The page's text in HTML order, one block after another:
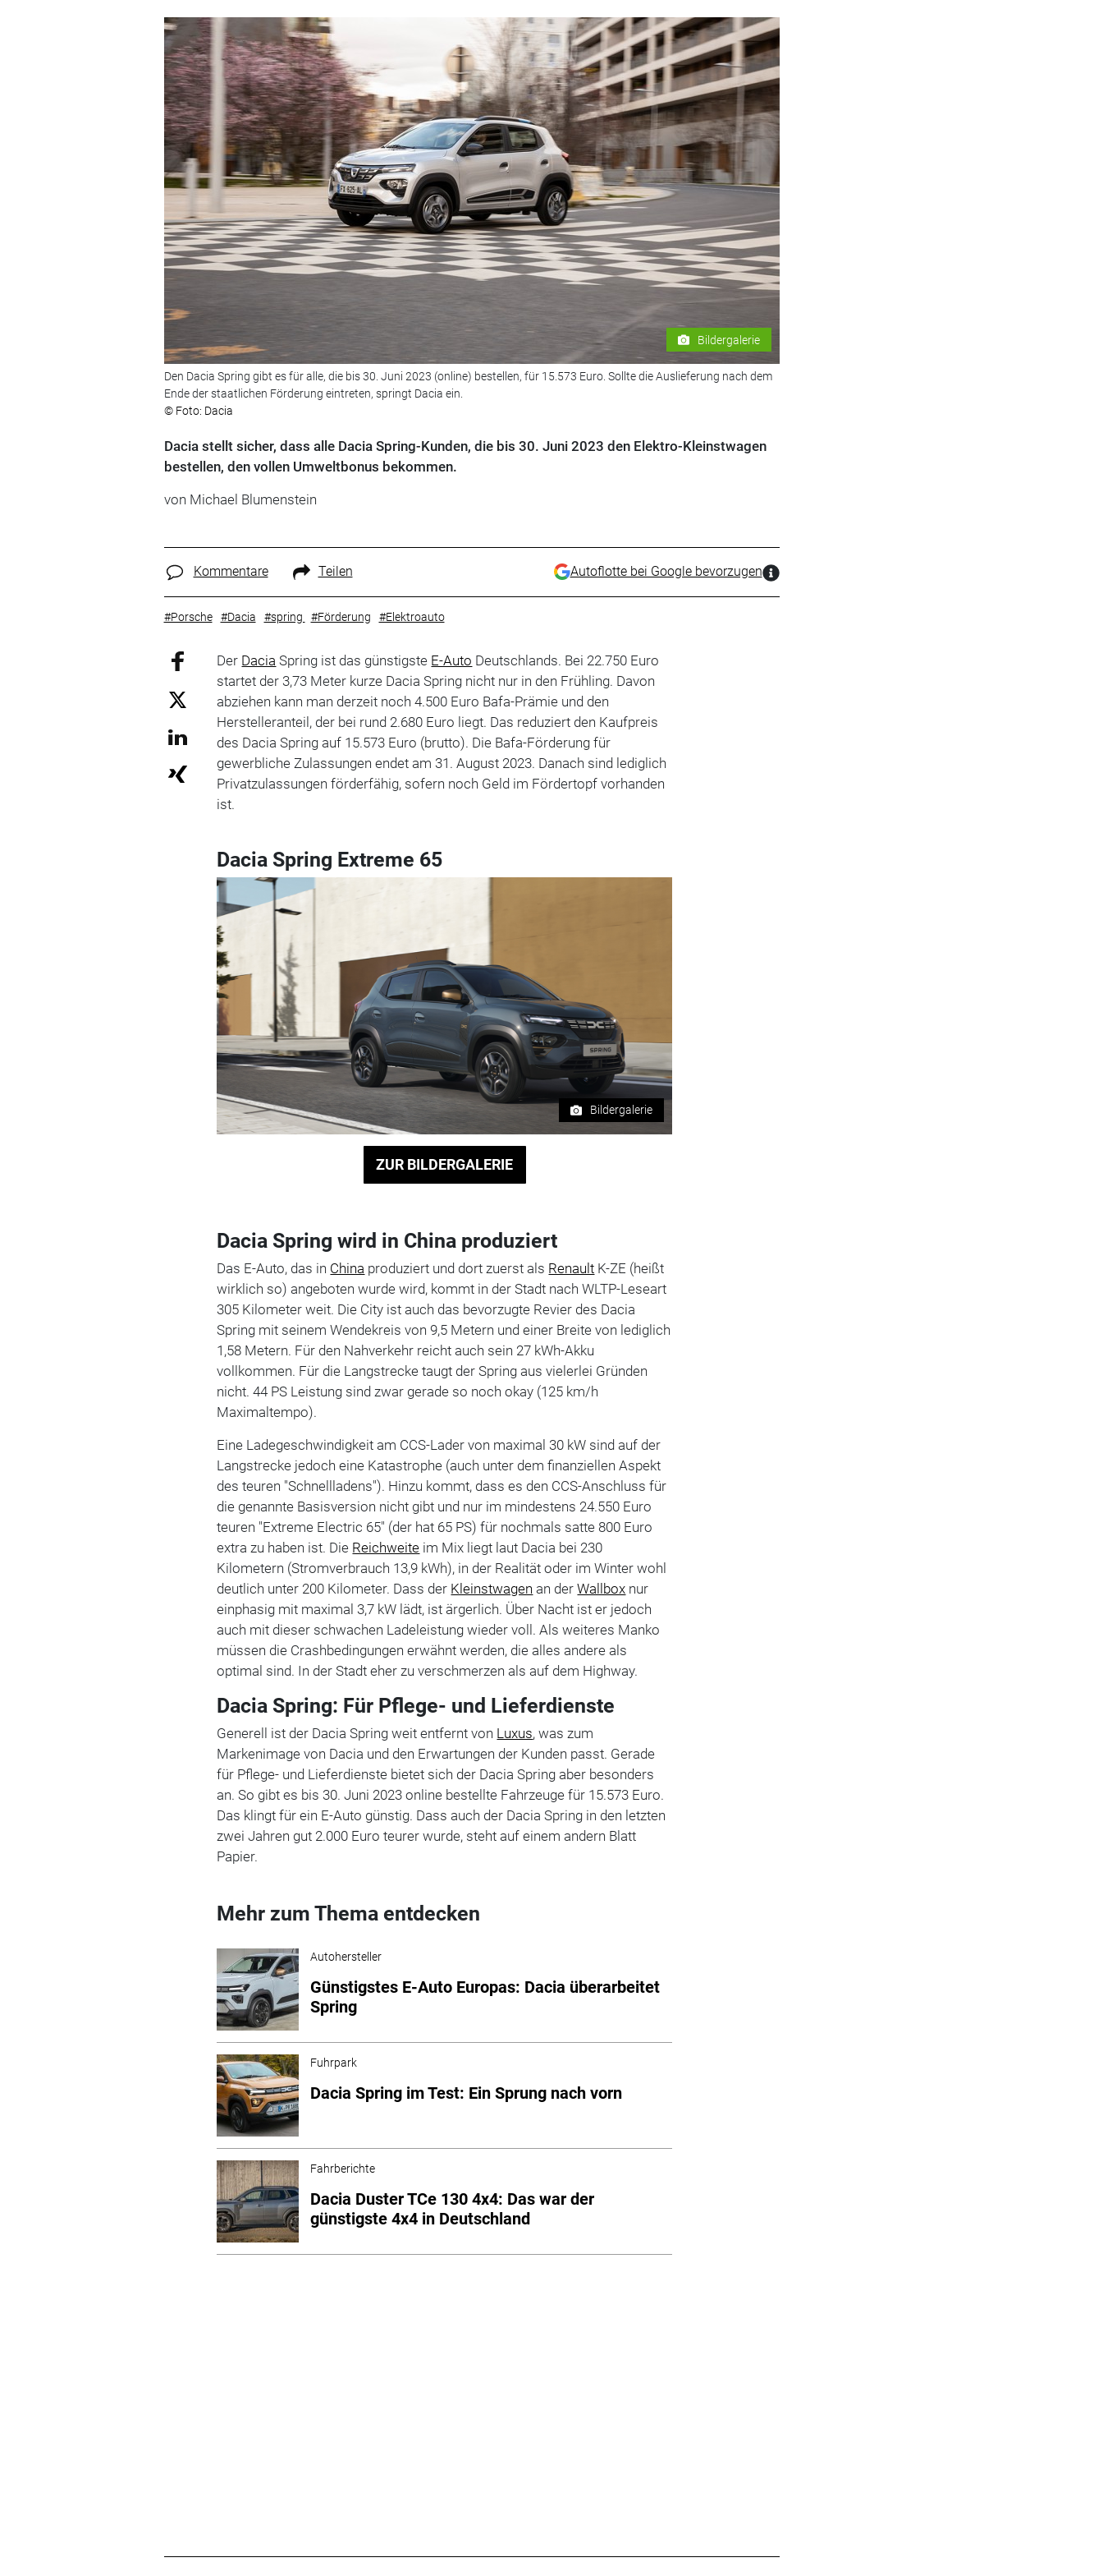
Bildergalerie
Den Dacia Spring gibt es für alle, die bis 30. Juni 2023 (online) bestellen, für 15.573 Euro. Sollte die Auslieferung nach dem
Ende der staatlichen Förderung eintreten, springt Dacia ein.
© Foto: Dacia
Dacia stellt sicher, dass alle Dacia Spring-Kunden, die bis 30. Juni 2023 den Elektro-Kleinstwagen
bestellen, den vollen Umweltbonus bekommen.
von Michael Blumenstein
Kommentare Teilen Autoflotte bei Google bevorzugen
#Porsche #Dacia #spring #Förderung #Elektroauto
Der Dacia Spring ist das günstigste E-Auto Deutschlands. Bei 22.750 Euro
startet der 3,73 Meter kurze Dacia Spring nicht nur in den Frühling. Davon
abziehen kann man derzeit noch 4.500 Euro Bafa-Prämie und den
Herstelleranteil, der bei rund 2.680 Euro liegt. Das reduziert den Kaufpreis
des Dacia Spring auf 15.573 Euro (brutto). Die Bafa-Förderung für
gewerbliche Zulassungen endet am 31. August 2023. Danach sind lediglich
Privatzulassungen förderfähig, sofern noch Geld im Fördertopf vorhanden
ist.
Dacia Spring Extreme 65
Bildergalerie
ZUR BILDERGALERIE
Dacia Spring wird in China produziert
Das E-Auto, das in China produziert und dort zuerst als Renault K-ZE (heißt
wirklich so) angeboten wurde wird, kommt in der Stadt nach WLTP-Leseart
305 Kilometer weit. Die City ist auch das bevorzugte Revier des Dacia
Spring mit seinem Wendekreis von 9,5 Metern und einer Breite von lediglich
1,58 Metern. Für den Nahverkehr reicht auch sein 27 kWh-Akku
vollkommen. Für die Langstrecke taugt der Spring aus vielerlei Gründen
nicht. 44 PS Leistung sind zwar gerade so noch okay (125 km/h
Maximaltempo).
Eine Ladegeschwindigkeit am CCS-Lader von maximal 30 kW sind auf der
Langstrecke jedoch eine Katastrophe (auch unter dem finanziellen Aspekt
des teuren "Schnellladens"). Hinzu kommt, dass es den CCS-Anschluss für
die genannte Basisversion nicht gibt und nur im mindestens 24.550 Euro
teuren "Extreme Electric 65" (der hat 65 PS) für nochmals satte 800 Euro
extra zu haben ist. Die Reichweite im Mix liegt laut Dacia bei 230
Kilometern (Stromverbrauch 13,9 kWh), in der Realität oder im Winter wohl
deutlich unter 200 Kilometer. Dass der Kleinstwagen an derWallbox nur
einphasig mit maximal 3,7 kW lädt, ist ärgerlich. Über Nacht ist er jedoch
auch mit dieser schwachen Ladeleistung wieder voll. Als weiteres Manko
müssen die Crashbedingungen erwähnt werden, die alles andere als
optimal sind. In der Stadt eher zu verschmerzen als auf dem Highway.
Dacia Spring: Für Pflege- und Lieferdienste
Generell ist der Dacia Spring weit entfernt von Luxus, was zum
Markenimage von Dacia und den Erwartungen der Kunden passt. Gerade
für Pflege- und Lieferdienste bietet sich der Dacia Spring aber besonders
an. So gibt es bis 30. Juni 2023 online bestellte Fahrzeuge für 15.573 Euro.
Das klingt für ein E-Auto günstig. Dass auch der Dacia Spring in den letzten
zwei Jahren gut 2.000 Euro teurer wurde, steht auf einem andern Blatt
Papier.
Mehr zum Thema entdecken
Autohersteller
Günstigstes E-Auto Europas: Dacia überarbeitet
Spring
Fuhrpark
Dacia Spring im Test: Ein Sprung nach vorn
Fahrberichte
Dacia Duster TCe 130 4x4: Das war der
günstigste 4x4 in Deutschland